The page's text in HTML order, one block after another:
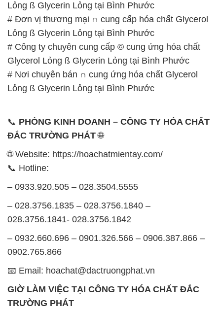
Lỏng ß Glycerin Lỏng tại Bình Phước
# Đơn vị thương mại ∩ cung cấp hóa chất Glycerol
Lỏng ß Glycerin Lỏng tại Bình Phước
# Công ty chuyên cung cấp © cung ứng hóa chất
Glycerol Lỏng ß Glycerin Lỏng tại Bình Phước
# Nơi chuyên bán ∩ cung ứng hóa chất Glycerol
Lỏng ß Glycerin Lỏng tại Bình Phước
📞 PHÒNG KINH DOANH – CÔNG TY HÓA CHẤT
ĐẮC TRƯỜNG PHÁT🌐
🌐 Website: https://hoachatmientay.com/
📞 Hotline:
– 0933.920.505 – 028.3504.5555
– 028.3756.1835 – 028.3756.1840 –
028.3756.1841- 028.3756.1842
– 0932.660.696 – 0901.326.566 – 0906.387.866 –
0902.765.866
📧 Email: hoachat@dactruongphat.vn
GIỜ LÀM VIỆC TẠI CÔNG TY HÓA CHẤT ĐẮC
TRƯỜNG PHÁT